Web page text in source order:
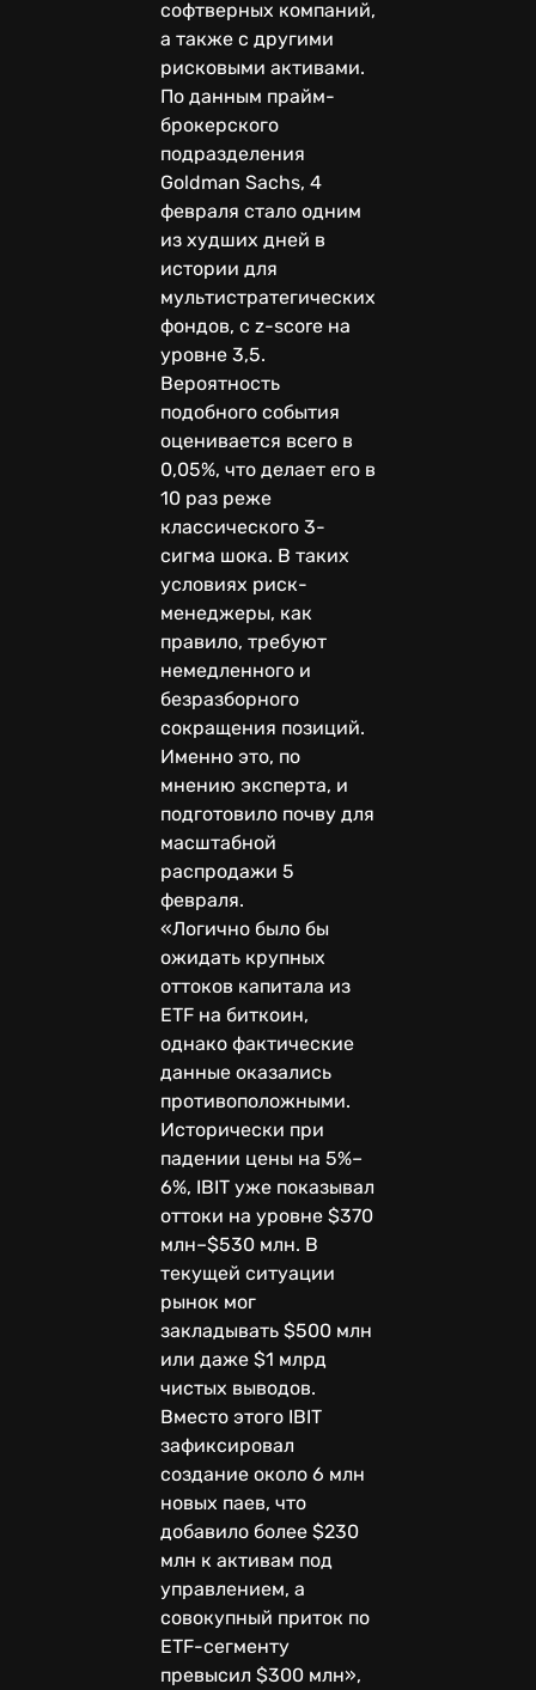
софтверных компаний,
а также с другими
рисковыми активами.
По данным прайм-
брокерского
подразделения
Goldman Sachs, 4
февраля стало одним
из худших дней в
истории для
мультистратегических
фондов, с z-score на
уровне 3,5.
Вероятность
подобного события
оценивается всего в
0,05%, что делает его в
10 раз реже
классического 3-
сигма шока. В таких
условиях риск-
менеджеры, как
правило, требуют
немедленного и
безразборного
сокращения позиций.
Именно это, по
мнению эксперта, и
подготовило почву для
масштабной
распродажи 5
февраля.
«Логично было бы
ожидать крупных
оттоков капитала из
ETF на биткоин,
однако фактические
данные оказались
противоположными.
Исторически при
падении цены на 5%–
6%, IBIT уже показывал
оттоки на уровне $370
млн–$530 млн. В
текущей ситуации
рынок мог
закладывать $500 млн
или даже $1 млрд
чистых выводов.
Вместо этого IBIT
зафиксировал
создание около 6 млн
новых паев, что
добавило более $230
млн к активам под
управлением, а
совокупный приток по
ETF-сегменту
превысил $300 млн»,